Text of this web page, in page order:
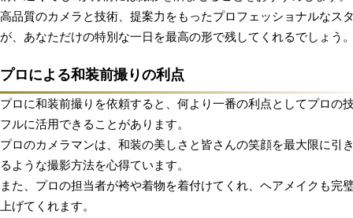
高品質のカメラと技術、提案力をもったプロフェッショナルなス
が、あなただけの特別な一日を最高の形で残してくれるでしょう
プロによる和装前撮りの利点
プロに和装前撮りを依頼すると、何より一番の利点としてプロの
フルに活用できることがあります。
プロのカメラマンは、和装の美しさと皆さんの笑顔を最大限に引
るような撮影方法を心得ています。
また、プロの担当者が袴や着物を着付けてくれ、ヘアメイクも完
上げてくれます。